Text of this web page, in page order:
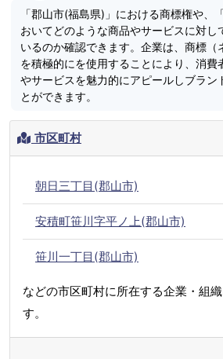
「郡山市(福島県)」における商標権や、
おいてどのような商品やサービスに対し
いるのか確認できます。企業は、商標（
を積極的にを使用することにより、消費
やサービスを魅力的にアピールしブラン
とができます。
市区町村
朝日三丁目(郡山市)
安積町笹川字平ノ上(郡山市)
笹川一丁目(郡山市)
などの市区町村に所在する企業・組
す。